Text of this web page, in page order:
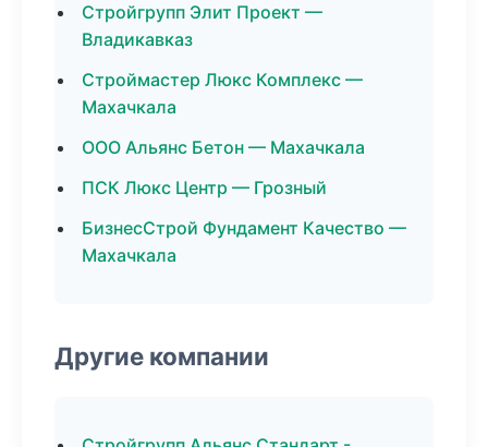
Стройгрупп Элит Проект —
Владикавказ
Строймастер Люкс Комплекс —
Махачкала
ООО Альянс Бетон — Махачкала
ПСК Люкс Центр — Грозный
БизнесСтрой Фундамент Качество —
Махачкала
Другие компании